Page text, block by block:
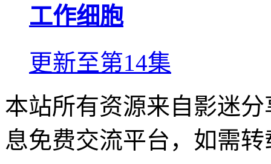
工作细胞
更新至第14集
本站所有资源来自影迷
息免费交流平台，如需